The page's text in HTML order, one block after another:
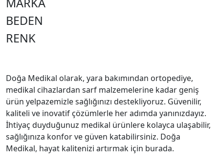
BEDEN
RENK
Doğa Medikal olarak, yara bakımından ortopediye,
medikal cihazlardan sarf malzemelerine kadar geniş
ürün yelpazemizle sağlığınızı destekliyoruz. Güvenilir,
kaliteli ve inovatif çözümlerle her adımda yanınızdayız.
İhtiyaç duyduğunuz medikal ürünlere kolayca ulaşabilir,
sağlığınıza konfor ve güven katabilirsiniz. Doğa
Medikal, hayat kalitenizi artırmak için burada.